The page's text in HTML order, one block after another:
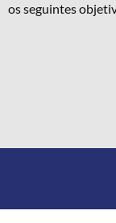
os seguintes